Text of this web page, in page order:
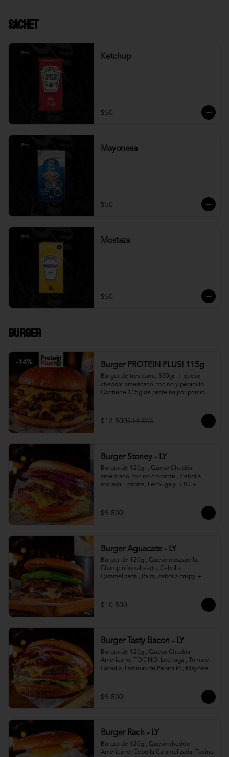
Sachet
Ketchup
$50
Mayonesa
$50
Mostaza
$50
Burger
-14% Burger PROTEIN PLUS! 115g
Burger de tres carne 330gr  + queso
cheddar americano, tocino y pepinillo.
Contiene 115g de proteína por porción.
$12.500$14.500
Burger Stoney - LY
Burger de 120gr , Queso Cheddar
americano, tocino crocante , Cebolla
morada, Tomate, Lechuga y BBQ +
$9.500
Burger Aguacate - LY
Burger de 120gr, Queso mozzarella,
Champiñón salteado, Cebolla
Caramelizada , Palta, cebolla crispy. +
$10.500
Burger Tasty Bacon - LY
Burger de 120gr, Queso Cheddar
Americano, TOCINO, Lechuga , Tomate,
Cebolla, Laminas de Pepinillo , Mayonesa
$9.500
Burger Rach - LY
Burger de 120gr, Queso cheddar
Americano, Cebolla Caramelizada, Tocino